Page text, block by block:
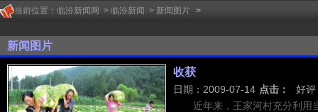
当前位置： 临汾新闻网 > 临汾新闻 > 新闻图片 >
新闻图片
收获
日期：2009-07-14 点击：
好评
近年来，王家河村充分利用